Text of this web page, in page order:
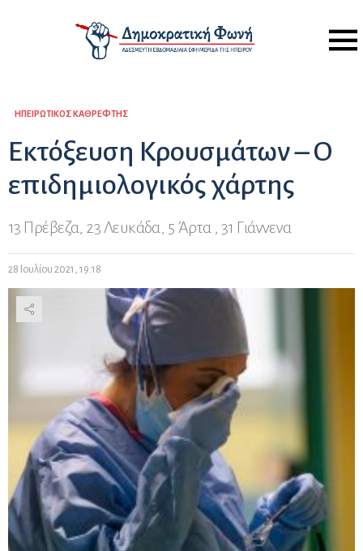
Menu
ΗΠΕΙΡΏΤΙΚΟΣ ΚΑΘΡΈΦΤΗΣ
Εκτόξευση Κρουσμάτων – Ο
επιδημιολογικός χάρτης
13 Πρέβεζα, 23 Λευκάδα, 5 Άρτα , 31 Γιάννενα
28 Ιουλίου 2021, 19:18